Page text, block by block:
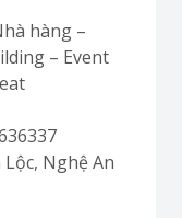
hàng –
– Event
Nghệ An